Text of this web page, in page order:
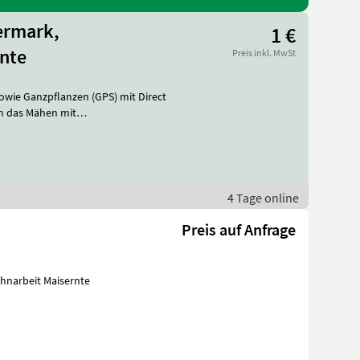
1 €
Preis inkl. MwSt
das Mähen mit
4 Tage online
Preis auf Anfrage
Maisernte